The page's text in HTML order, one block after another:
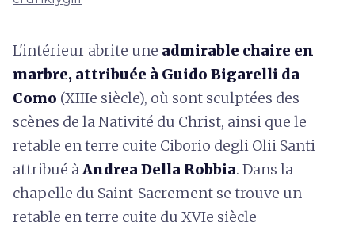
L'intérieur abrite une admirable chaire en
marbre, attribuée à Guido Bigarelli da
Como (XIIIe siècle), où sont sculptées des
scènes de la Nativité du Christ, ainsi que le
retable en terre cuite Ciborio degli Olii Santi
attribué àAndrea Della Robbia. Dans la
chapelle du Saint-Sacrement se trouve un
retable en terre cuite du XVIe siècle